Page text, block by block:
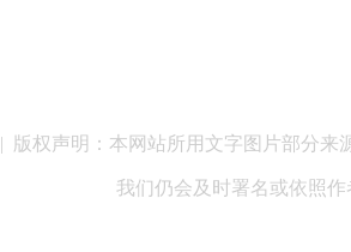
| 版权声明：本网站所用文字图片部分来
我们仍会及时署名或依照